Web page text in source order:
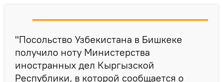
"Посольство Узбекистана в Бишкеке
получило ноту Министерства
иностранных дел Кыргызской
Республики, в которой сообщается о